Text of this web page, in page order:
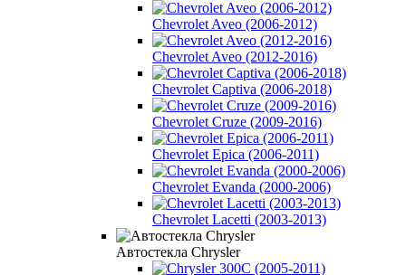
Chevrolet Aveo (2006-2012)
Chevrolet Aveo (2012-2016)
Chevrolet Captiva (2006-2018)
Chevrolet Cruze (2009-2016)
Chevrolet Epica (2006-2011)
Chevrolet Evanda (2000-2006)
Chevrolet Lacetti (2003-2013)
Автостекла Chrysler